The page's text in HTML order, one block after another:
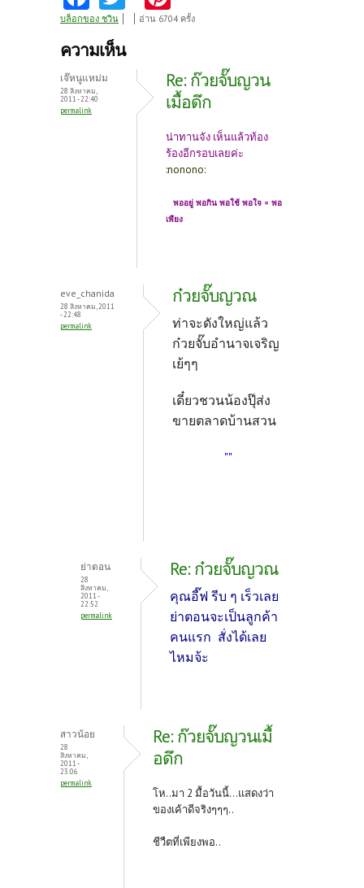
ce
b
o
o
k
w
itt
er
nt
es
t
บล็อกของ ชวิน อ่าน 6704 ครั้ง
ความเห็น
เจ๊หนูแหม่ม
28 สิงหาคม,
2011 - 22:40
permalink
Re: ก๊วยจั๊บญวน
เมื้อดึก
น่าทานจัง เห็นแล้วท้อง
ร้องอีกรอบเลยค่ะ
:nonono:
พออยู่ พอกิน พอใช้ พอใจ = พอ
เพียง
eve_chanida
28 สิงหาคม, 2011
- 22:48
permalink
ก๋วยจั๊บญวณ
ท่าจะดังใหญ่แล้ว
ก๋วยจั๊บอำนาจเจริญ
เย้ๆๆ
เดี๋ยวชวนน้องปุ๊ส่ง
ขายตลาดบ้านสวน
""
ย่าตอน
28
สิงหาคม,
2011 -
22:52
permalink
Re: ก๋วยจั๊บญวณ
คุณอี๊ฟ รีบ ๆ เร็วเลย
ย่าตอนจะเป็นลูกค้า
คนแรก สั่งได้เลย
ไหมจ้ะ
สาวน้อย
28
สิงหาคม,
2011 -
23:06
permalink
Re: ก๊วยจั๊บญวนเมื้
อดึก
โห..มา 2 มื้อวันนี้...แสดงว่า
ของเค้าดีจริงๆๆๆ..
ชีวืตที่เพียงพอ..